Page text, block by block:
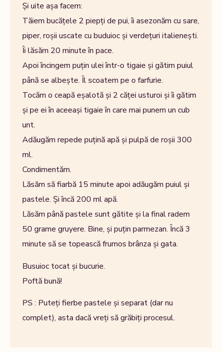
Și uite așa facem:
Tăiem bucățele 2 piepți de pui, îi asezonăm cu sare,
piper, roșii uscate cu buduioc și verdețuri italienești.
Îi lăsăm 20 minute în pace.
Apoi încingem puțin ulei într-o tigaie și gătim puiul
până se albește. Îl scoatem pe o farfurie.
Tocăm o ceapă eșalotă și 2 căței usturoi și îi gătim
și pe ei în aceeași tigaie în care mai punem un cub
unt.
Adăugăm repede puțină apă și pulpă de roșii 300
ml.
Condimentăm.
Lăsăm să fiarbă 15 minute apoi adăugăm puiul și
pastele. Și încă 200 ml apă.
Lăsăm până pastele sunt gătite și la final radem
50 grame gruyere. Bine, și puțin parmezan. Încă 3
minute să se topească frumos brânza și gata.
Busuioc tocat și bucurie.
Poftă bună!
PS : Puteți fierbe pastele și separat (dar nu
complet), asta dacă vreți să grăbiți procesul.